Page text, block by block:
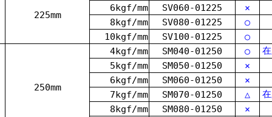
225mm
6kgf/mm
SV060-01225 ×
8kgf/mm
SV080-01225
○
10kgf/mm
SV100-01225 ○
250mm
4kgf/mm SM040-01250 ○
5kgf/mm
SM050-01250 ×
6kgf/mm
SM060-01250 ×
7kgf/mm
SM070-01250 △
8kgf/mm
SM080-01250 ×